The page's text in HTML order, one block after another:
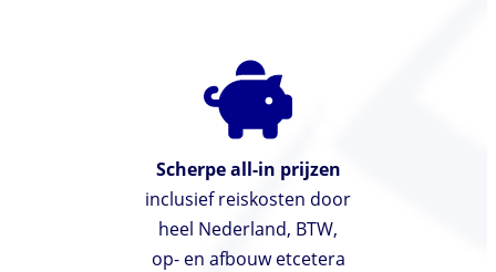
Scherpe all-in prijzen
inclusief reiskosten door
heel Nederland, BTW,
op- en afbouw etcetera